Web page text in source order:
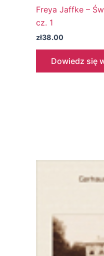
Freya Jaffke –
cz. 1
zł38.00
Dowiedz się